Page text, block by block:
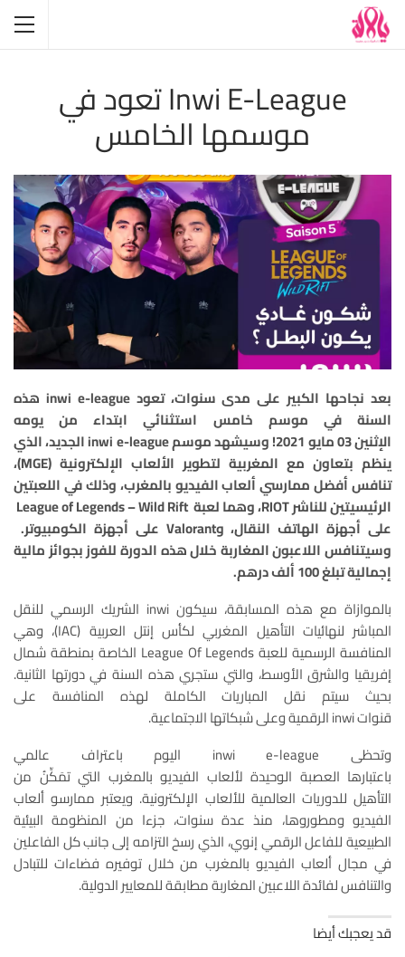
Inwi E-League تعود في
موسمها الخامس
بعد نجاحها الكبير على مدى سنوات، تعودinwi e-league هذه
السنة في موسم خامس استثنائي ابتداء من يومه
الإثنين03مايو2021! وسيشهد موسمinwi e-leagueالجديد، الذي
ينظم بتعاون مع المغربية لتطوير الألعاب الإلكترونية (MGE)،
تنافس أفضل ممارسي ألعاب الفيديو بالمغرب، وذلك في اللعبتين
الرئيسيتين للناشرRIOT، وهما لعبةLeague of Legends – Wild Rift
على أجهزة الهاتف النقال، وValorant على أجهزة الكومبيوتر.
وسيتنافس اللاعبون المغاربة خلال هذه الدورة للفوزبجوائز مالية
إجماليةتبلغ100ألف درهم.
بالموازاة مع هذه المسابقة، سيكون inwi الشريك الرسمي للنقل
المباشر لنهائيات التأهيل المغربي لكأس إنتل العربية (IAC)، وهي
المنافسة الرسمية للعبة League Of Legends الخاصة بمنطقة شمال
إفريقيا والشرق الأوسط، والتي ستجري هذه السنة في دورتها الثانية.
بحيث سيتم نقل المباريات الكاملة لهذه المنافسة على
قنوات inwi الرقمية وعلى شبكاتها الاجتماعية.
وتحظى inwi e-league اليوم باعتراف عالمي
باعتبارها العصبة الوحيدة لألعاب الفيديو بالمغرب التي تمَكِّنُ من
التأهيل للدوريات العالمية للألعاب الإلكترونية. ويعتبر ممارسو ألعاب
الفيديو ومطوروها، منذ عدة سنوات، جزءا من المنظومة البيئية
الطبيعية للفاعل الرقمي إنوي، الذي رسخ التزامه إلى جانب كل الفاعلين
في مجال ألعاب الفيديو بالمغرب من خلال توفيره فضاءات للتبادل
والتنافس لفائدة اللاعبين المغاربة مطابقة للمعايير الدولية.
قد يعجبك أيضا